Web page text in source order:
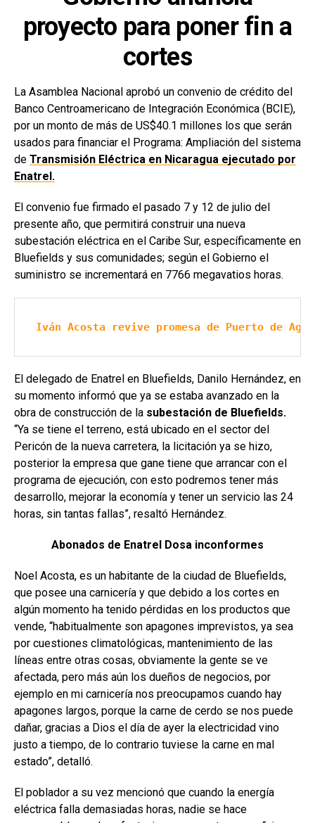
proyecto para poner fin a
cortes
La Asamblea Nacional aprobó un convenio de crédito del
Banco Centroamericano de Integración Económica (BCIE),
por un monto de más de US$40.1 millones los que serán
usados para financiar el Programa: Ampliación del sistema
de Transmisión Eléctrica en Nicaragua ejecutado por
Enatrel.
El convenio fue firmado el pasado 7 y 12 de julio del
presente año, que permitirá construir una nueva
subestación eléctrica en el Caribe Sur, específicamente en
Bluefields y sus comunidades; según el Gobierno el
suministro se incrementará en 7766 megavatios horas.
Iván Acosta revive promesa de Puerto de
El delegado de Enatrel en Bluefields, Danilo Hernández, en
su momento informó que ya se estaba avanzado en la
obra de construcción de la subestación de Bluefields.
“Ya se tiene el terreno, está ubicado en el sector del
Pericón de la nueva carretera, la licitación ya se hizo,
posterior la empresa que gane tiene que arrancar con el
programa de ejecución, con esto podremos tener más
desarrollo, mejorar la economía y tener un servicio las 24
horas, sin tantas fallas”, resaltó Hernández.
Abonados de Enatrel Dosa inconformes
Noel Acosta, es un habitante de la ciudad de Bluefields,
que posee una carnicería y que debido a los cortes en
algún momento ha tenido pérdidas en los productos que
vende, “habitualmente son apagones imprevistos, ya sea
por cuestiones climatológicas, mantenimiento de las
líneas entre otras cosas, obviamente la gente se ve
afectada, pero más aún los dueños de negocios, por
ejemplo en mi carnicería nos preocupamos cuando hay
apagones largos, porque la carne de cerdo se nos puede
dañar, gracias a Dios el día de ayer la electricidad vino
justo a tiempo, de lo contrario tuviese la carne en mal
estado”, detalló.
El poblador a su vez mencionó que cuando la energía
eléctrica falla demasiadas horas, nadie se hace